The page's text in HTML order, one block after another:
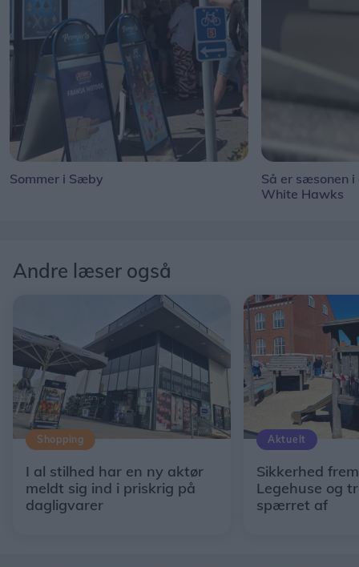
Sommer i Sæby
Så er sæsonen
White Hawks
Andre læser også
Shopping
I al stilhed har en ny aktør
meldt sig ind i priskrig på
dagligvarer
Aktuelt
Sikkerhed
Legehuse og
spærret af